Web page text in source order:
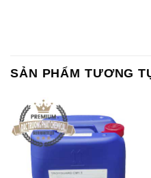
SẢN PHẨM TƯƠNG